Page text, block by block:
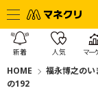
新着 人気 マー
HOME 福永博之の
の192